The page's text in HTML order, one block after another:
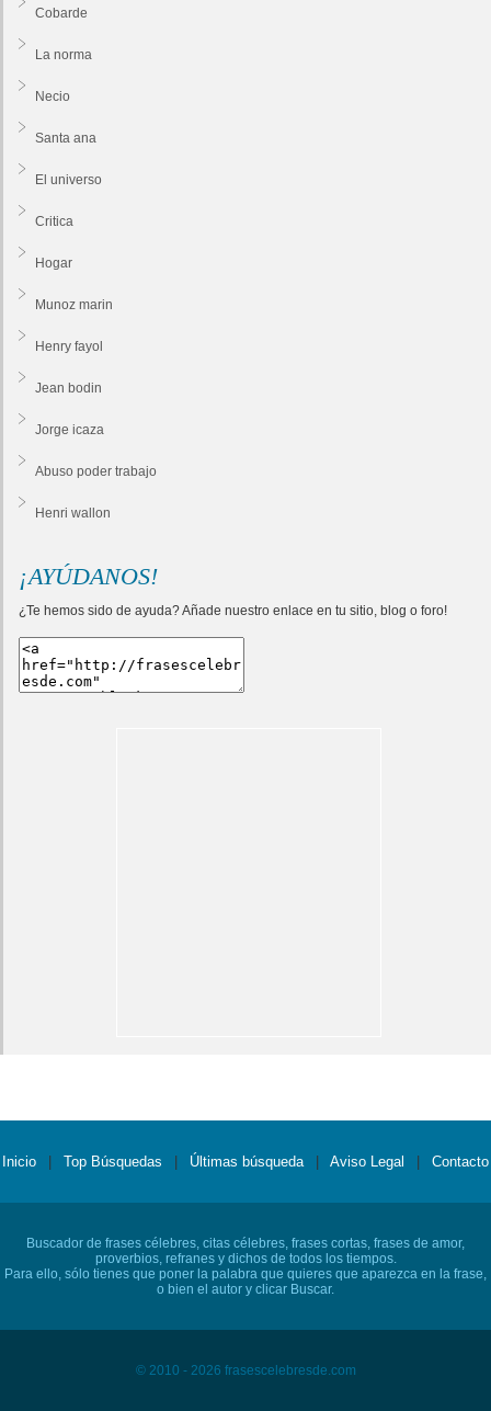
Cobarde
La norma
Necio
Santa ana
El universo
Critica
Hogar
Munoz marin
Henry fayol
Jean bodin
Jorge icaza
Abuso poder trabajo
Henri wallon
¡AYÚDANOS!
¿Te hemos sido de ayuda? Añade nuestro enlace en tu sitio, blog o foro!
Inicio Top Búsquedas Últimas búsqueda Aviso Legal Contacto
Buscador de frases célebres, citas célebres, frases cortas, frases de amor,
proverbios, refranes y dichos de todos los tiempos.
Para ello, sólo tienes que poner la palabra que quieres que aparezca en la frase,
o bien el autor y clicar Buscar.
© 2010 - 2026 frasescelebresde.com